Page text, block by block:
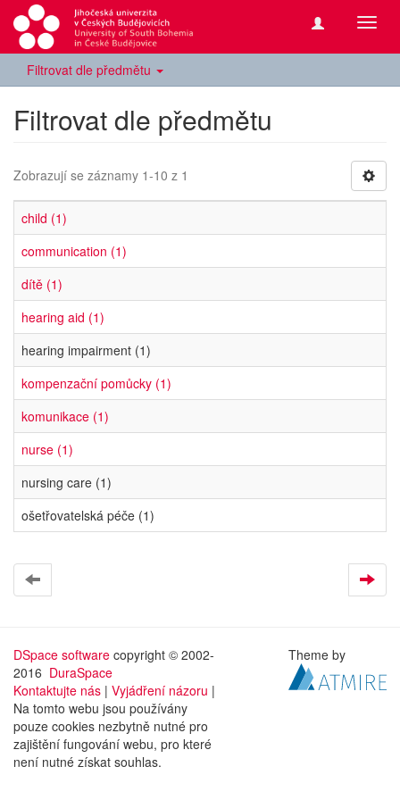
Filtrovat dle předmětu
Filtrovat dle předmětu
Zobrazují se záznamy 1-10 z 1
child (1)
communication (1)
dítě (1)
hearing aid (1)
hearing impairment (1)
kompenzační pomůcky (1)
komunikace (1)
nurse (1)
nursing care (1)
ošetřovatelská péče (1)
DSpace software copyright © 2002-
2016 DuraSpace
Kontaktujte nás | Vyjádření názoru |
Na tomto webu jsou používány
pouze cookies nezbytně nutné pro
zajištění fungování webu, pro které
není nutné získat souhlas.
Theme by